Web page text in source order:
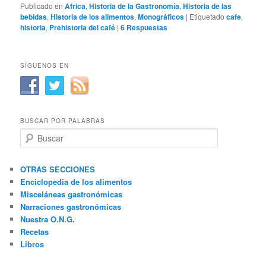
Publicado en Africa,Historia de la Gastronomía,Historia de las
bebidas,Historia de los alimentos,Monográficos | Etiquetado cafe,
historia, Prehistoria del café |6 Respuestas
SÍGUENOS EN
BUSCAR POR PALABRAS
u
c
a
r
OTRAS SECCIONES
Enciclopedia de los alimentos
Misceláneas gastronómicas
Narraciones gastronómicas
Nuestra O.N.G.
Recetas
Libros